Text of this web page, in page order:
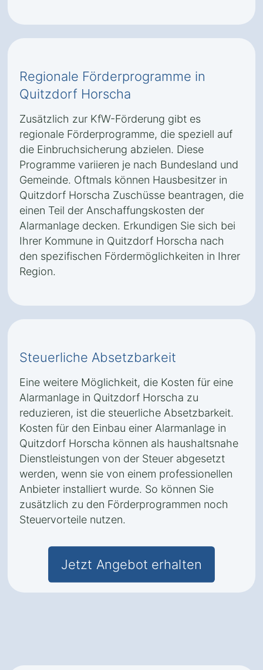
Regionale Förderprogramme in
Quitzdorf Horscha
Zusätzlich zur KfW-Förderung gibt es
regionale Förderprogramme, die speziell auf
die Einbruchsicherung abzielen. Diese
Programme variieren je nach Bundesland und
Gemeinde. Oftmals können Hausbesitzer in
Quitzdorf Horscha Zuschüsse beantragen, die
einen Teil der Anschaffungskosten der
Alarmanlage decken. Erkundigen Sie sich bei
Ihrer Kommune in Quitzdorf Horscha nach
den spezifischen Fördermöglichkeiten in Ihrer
Region.
Steuerliche Absetzbarkeit
Eine weitere Möglichkeit, die Kosten für eine
Alarmanlage in Quitzdorf Horscha zu
reduzieren, ist die steuerliche Absetzbarkeit.
Kosten für den Einbau einer Alarmanlage in
Quitzdorf Horscha können als haushaltsnahe
Dienstleistungen von der Steuer abgesetzt
werden, wenn sie von einem professionellen
Anbieter installiert wurde. So können Sie
zusätzlich zu den Förderprogrammen noch
Steuervorteile nutzen.
Jetzt Angebot erhalten